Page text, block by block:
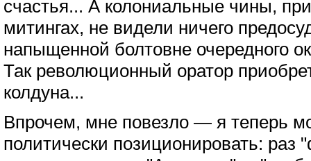
счастья... А колониальные чины,
митингах, не видели ничего
напыщенной болтовне очередного
Так революционный оратор
колдуна...
Впрочем, мне повезло — я теперь
политически позиционировать: раз